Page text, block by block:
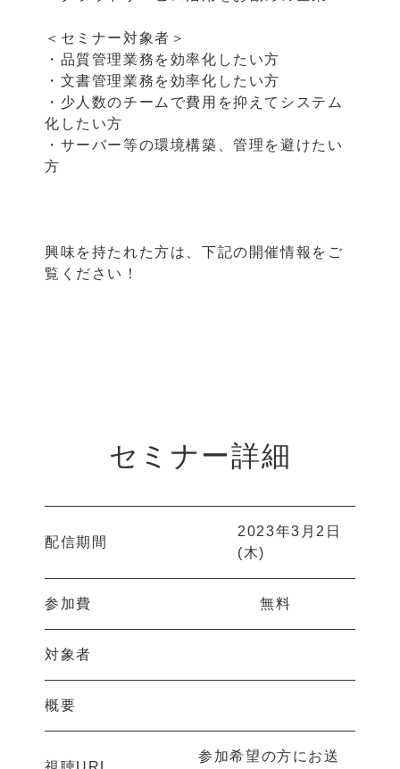
＜セミナー対象者＞
・品質管理業務を効率化したい方
・文書管理業務を効率化したい方
・少人数のチームで費用を抑えてシステム
化したい方
・サーバー等の環境構築、管理を避けたい
方
興味を持たれた方は、下記の開催情報をご
覧ください！
セミナー詳細
配信期間
2023年3月2日
(木)
参加費 無料
対象者
概要
参加希望の方にお送